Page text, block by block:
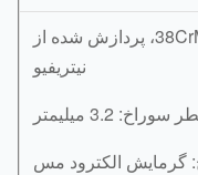
مواد پلاستیکی: 38CrMnAlA، پردازش شده از
نیتریفیو
3.2 میلیمتر
الکترود مس